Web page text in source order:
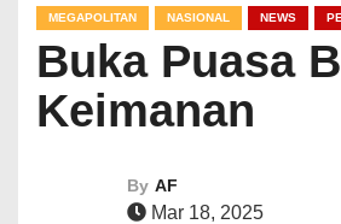
MEGAPOLITAN NASIONAL NEWS
Buka Puasa
Keimanan
By AF
Mar 18, 2025